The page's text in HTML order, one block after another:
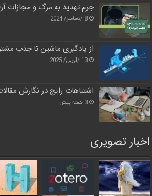
جرم تهدید به مرگ و مجازات
8 /دسامبر/ 2024
از یادگیری ماشین تا جذب
13 /آوریل/ 2025
اشتباهات رایج در نگارش
3 هفته پیش
اخبار تصویری